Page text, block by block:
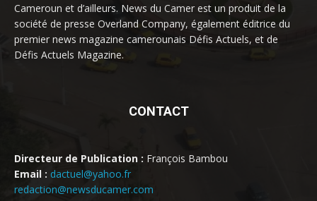
Cameroun et d’ailleurs. News du Camer est un produit de la
société de presse Overland Company, également éditrice du
premier news magazine camerounais Défis Actuels, et de
Défis Actuels Magazine.
CONTACT
Directeur de Publication : François Bambou
Email : dactuel@yahoo.fr
redaction@newsducamer.com